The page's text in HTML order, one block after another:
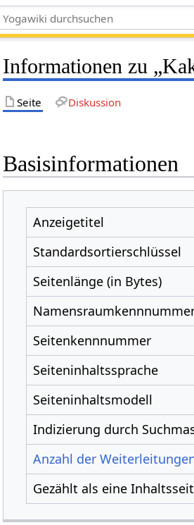
Informationen zu
Seite Diskussion
Basisinformationen
Anzeigetitel
Standardsortierschlüssel
Seitenlänge (in Bytes)
Seitenkennnummer
Seiteninhaltssprache
Seiteninhaltsmodell
Indizierung durch
Anzahl der
Gezählt als eine